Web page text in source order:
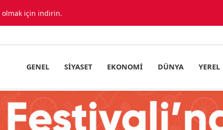
olmak için indirin.
GENEL SIYASET EKONOMI DÜNYA YEREL